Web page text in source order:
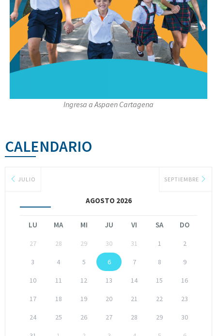
Ingresa a Aspaen Cartagena
CALENDARIO
JULIO
AGOSTO 2026
SEPTIEMBRE
LU MA MI JU VI SA DO
27 28 29 30 31 1 2
3 4 5 6 7 8 9
10 11 12 13 14 15 16
17 18 19 20 21 22 23
24 25 26 27 28 29 30